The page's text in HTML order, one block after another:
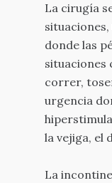
La cirugía
donde las
situaciones
correr,
urgencia
la vejiga, el
La